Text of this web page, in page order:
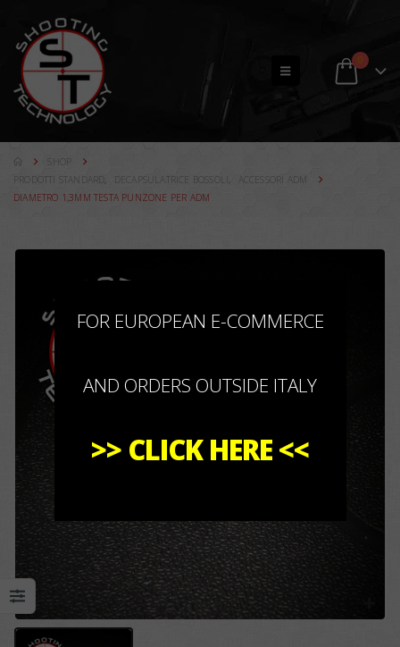
0
PRODOTTI STANDARD , DECAPSULATRICE BOSSOLI ,
ACCESSORI ADM
DIAMETRO 1,3MM TESTA PUNZONE PER ADM
FOR EUROPEAN E-COMMERCE
AND ORDERS OUTSIDE ITALY
>> CLICK HERE<<